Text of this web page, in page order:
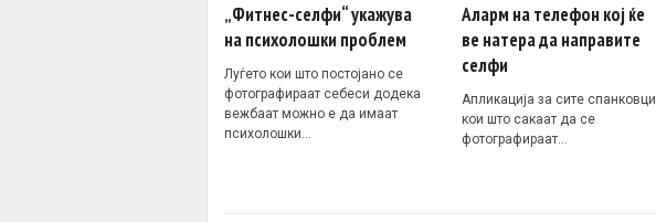
„Фитнес-селфи“ укажува
на психолошки проблем
Луѓето кои што постојано се
фотографираат себеси додека
вежбаат можно е да имаат
психолошки…
Аларм на телефон кој ќе
ве натера да направите
селфи
Апликација за сите спанковци
кои што сакаат да се
фотографираат…